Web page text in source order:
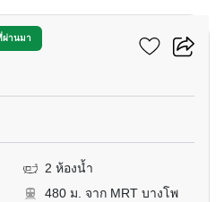
ผ่านมา
นจ์
2 ห้องน้ำ
480 ม. จาก MRT บางโพ